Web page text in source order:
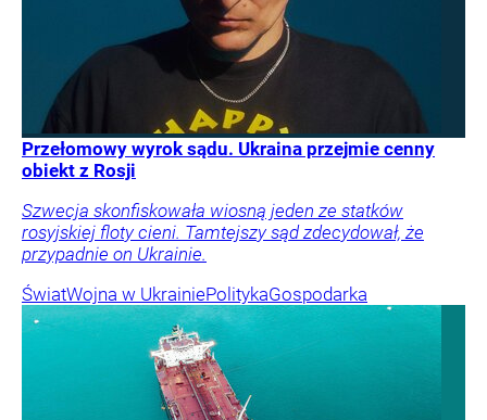
Przełomowy wyrok sądu. Ukraina przejmie cenny
obiekt z Rosji
Szwecja skonfiskowała wiosną jeden ze statków
rosyjskiej floty cieni. Tamtejszy sąd zdecydował, że
przypadnie on Ukrainie.
ŚwiatWojna w UkrainiePolitykaGospodarka